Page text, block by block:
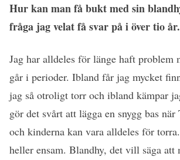
Hur kan man få bukt med sin
fråga jag velat få svar på i över tio år.
Jag har alldeles för länge haft problem
går i perioder. Ibland får jag mycket
jag så otroligt torr och ibland kämpar
gör det svårt att lägga en snygg bas när
och kinderna kan vara alldeles för
heller ensam. Blandhy, det vill säga att